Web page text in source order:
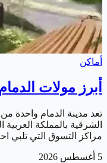
أماكن
أبرز مولات الدمام
تعد مدينة الدمام واحدة
الشرقية بالمملكة
مراكز التسوق التي تلبي
5 أغسطس 2026